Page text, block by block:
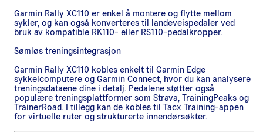
Garmin Rally XC110 er enkel å montere og flytte mellom
sykler, og kan også konverteres til landeveispedaler ved
bruk av kompatible RK110- eller RS110-pedalkropper.
Sømløs treningsintegrasjon
Garmin Rally XC110 kobles enkelt til Garmin Edge
sykkelcomputere og Garmin Connect, hvor du kan analysere
treningsdataene dine i detalj. Pedalene støtter også
populære treningsplattformer som Strava, TrainingPeaks og
TrainerRoad. I tillegg kan de kobles til Tacx Training-appen
for virtuelle ruter og strukturerte innendørsøkter.